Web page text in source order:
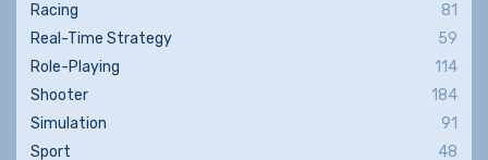
Racing
81
Real-Time Strategy
59
Role-Playing
114
Shooter
184
Simulation
91
Sport
48